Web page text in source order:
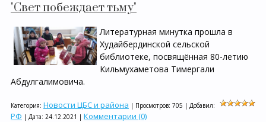
"Свет побеждает тьму"
Литературная минутка прошла в
Худайбердинской сельской
библиотеке, посвящённая 80-летию
Кильмухаметова Тимергали
Абдулгалимовича.
Категория: Новости ЦБС и района | Просмотров: 705 | Добавил:
РФ | Дата: 24.12.2021 | Комментарии (0)